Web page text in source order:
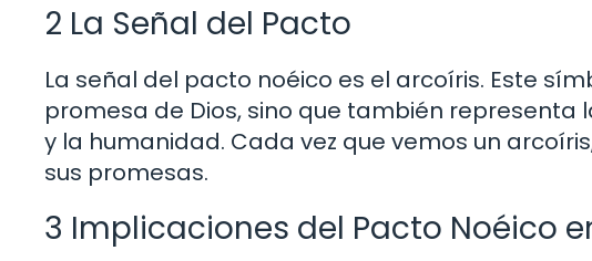
2 La Señal del Pacto
La señal del pacto noéico es el arcoíris. Este
promesa de Dios, sino que también representa
y la humanidad. Cada vez que vemos un
sus promesas.
3 Implicaciones del Pacto Noéico